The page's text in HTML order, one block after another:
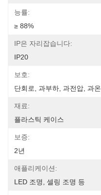
능률:
≥ 88%
IP은 자리잡습니다:
IP20
보호:
단회로, 과부하, 과전압, 과온
재료:
플라스틱 케이스
보증:
2년
애플리케이션:
LED 조명, 셀링 조명 등